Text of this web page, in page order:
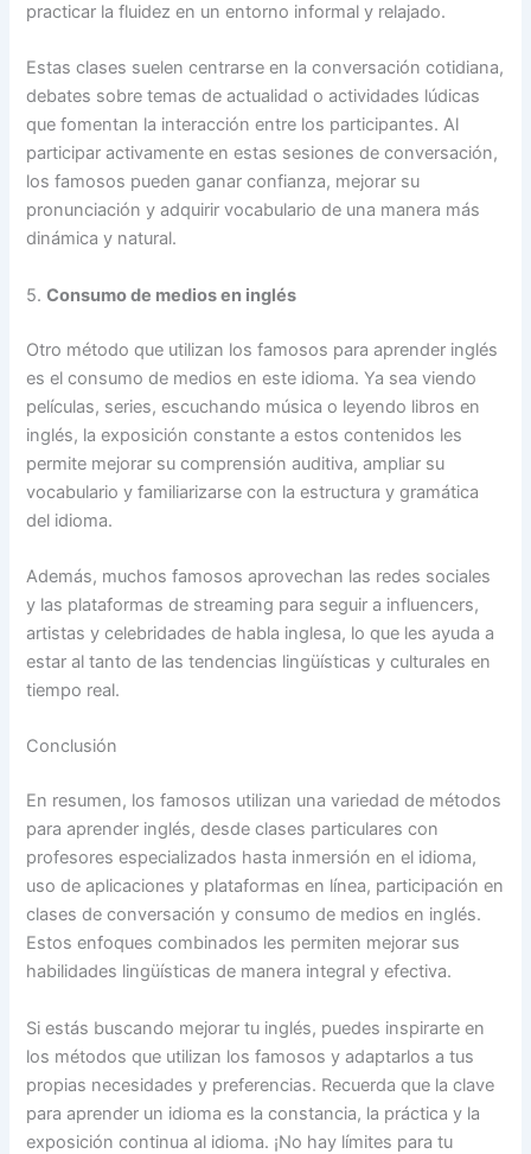
practicar la fluidez en un entorno informal y relajado.
Estas clases suelen centrarse en la conversación cotidiana,
debates sobre temas de actualidad o actividades lúdicas
que fomentan la interacción entre los participantes. Al
participar activamente en estas sesiones de conversación,
los famosos pueden ganar confianza, mejorar su
pronunciación y adquirir vocabulario de una manera más
dinámica y natural.
5.Consumo de medios en inglés
Otro método que utilizan los famosos para aprender inglés
es el consumo de medios en este idioma. Ya sea viendo
películas, series, escuchando música o leyendo libros en
inglés, la exposición constante a estos contenidos les
permite mejorar su comprensión auditiva, ampliar su
vocabulario y familiarizarse con la estructura y gramática
del idioma.
Además, muchos famosos aprovechan las redes sociales
y las plataformas de streaming para seguir a influencers,
artistas y celebridades de habla inglesa, lo que les ayuda a
estar al tanto de las tendencias lingüísticas y culturales en
tiempo real.
Conclusión
En resumen, los famosos utilizan una variedad de métodos
para aprender inglés, desde clases particulares con
profesores especializados hasta inmersión en el idioma,
uso de aplicaciones y plataformas en línea, participación en
clases de conversación y consumo de medios en inglés.
Estos enfoques combinados les permiten mejorar sus
habilidades lingüísticas de manera integral y efectiva.
Si estás buscando mejorar tu inglés, puedes inspirarte en
los métodos que utilizan los famosos y adaptarlos a tus
propias necesidades y preferencias. Recuerda que la clave
para aprender un idioma es la constancia, la práctica y la
exposición continua al idioma. ¡No hay límites para tu